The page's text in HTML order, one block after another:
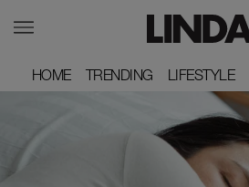
HOME
HOME TRENDING
TRENDING LIFESTYLE
LIFESTYLE